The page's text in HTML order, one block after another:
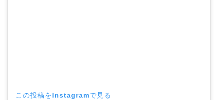
この投稿をInstagramで見る